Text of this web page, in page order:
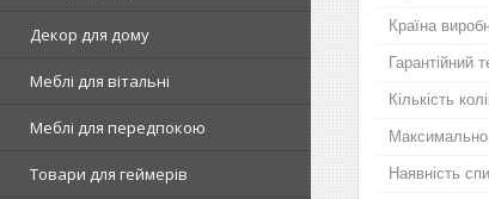
Декор для дому
Меблі для вітальні
Меблі для передпокою
Товари для геймерів
Країна
Гарантійний
Кількість
Наявність